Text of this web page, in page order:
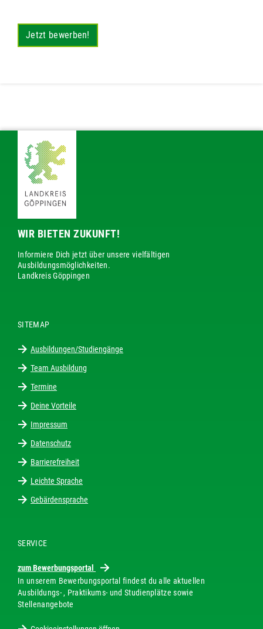
Jetzt bewerben!
WIR BIETEN ZUKUNFT!
Informiere Dich jetzt über unsere vielfältigen
Ausbildungsmöglichkeiten.
Landkreis Göppingen
SITEMAP
Ausbildungen/Studiengänge
Team Ausbildung
Termine
Deine Vorteile
Impressum
Datenschutz
Barrierefreiheit
Leichte Sprache
Gebärdensprache
SERVICE
zum Bewerbungsportal
In unserem Bewerbungsportal findest du alle aktuellen
Ausbildungs- , Praktikums- und Studienplätze sowie
Stellenangebote